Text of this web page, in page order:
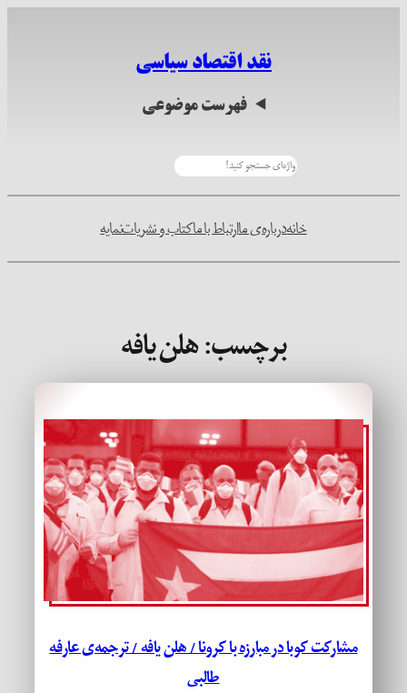
نقد اقتصاد سیاسی
فهرست موضوعی
خانهدرباره‌ی ماارتباط با ماکتاب و نشریاتنمایه
برچسب:هلن یافه
مشارکت کوبا در مبارزه با کرونا / هلن یافه / ترجمه‌ی عارفه
طالبی